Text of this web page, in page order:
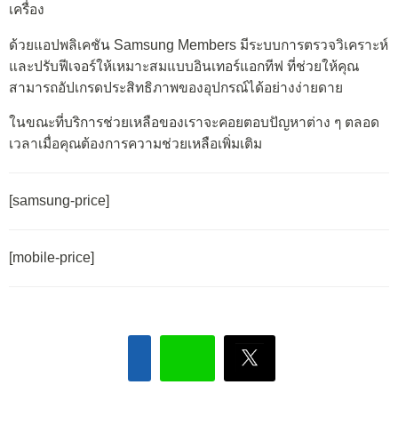
เครื่อง
ด้วยแอปพลิเคชัน Samsung Members มีระบบการตรวจวิเคราะห์
และปรับฟีเจอร์ให้เหมาะสมแบบอินเทอร์แอกทีฟ ที่ช่วยให้คุณ
สามารถอัปเกรดประสิทธิภาพของอุปกรณ์ได้อย่างง่ายดาย
ในขณะที่บริการช่วยเหลือของเราจะคอยตอบปัญหาต่าง ๆ ตลอด
เวลาเมื่อคุณต้องการความช่วยเหลือเพิ่มเติม
[samsung-price]
[mobile-price]